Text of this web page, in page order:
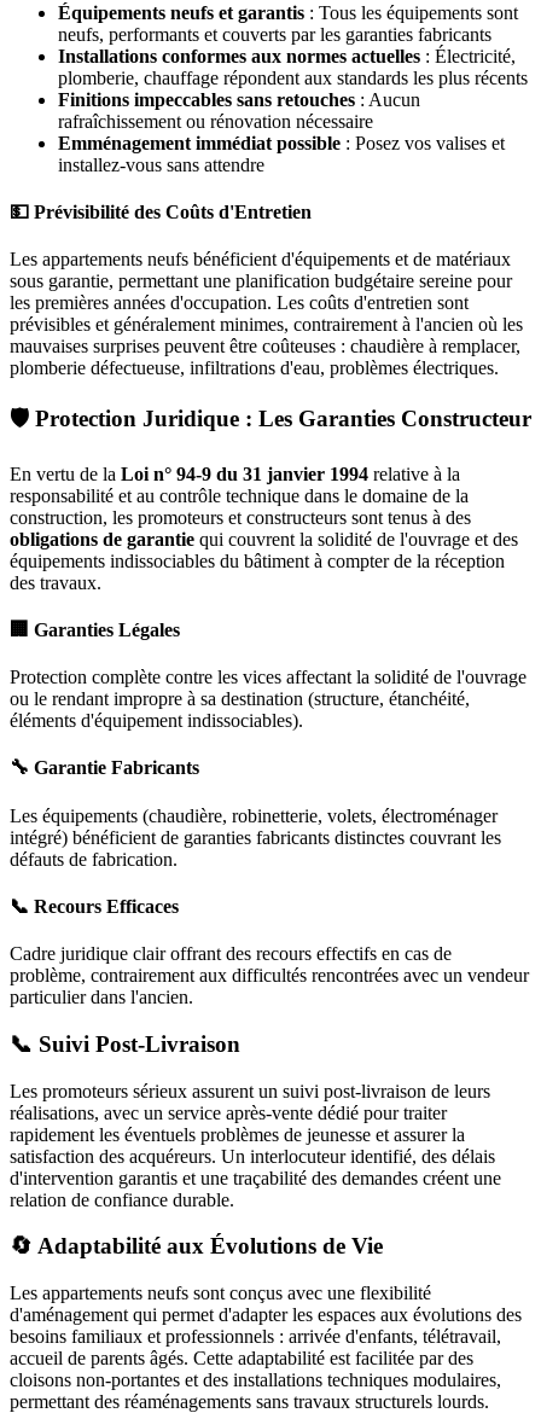
Équipements neufs et garantis : Tous les équipements sont
neufs, performants et couverts par les garanties fabricants
Installations conformes aux normes actuelles : Électricité,
plomberie, chauffage répondent aux standards les plus récents
Finitions impeccables sans retouches : Aucun
rafraîchissement ou rénovation nécessaire
Emménagement immédiat possible : Posez vos valises et
installez-vous sans attendre
💵 Prévisibilité des Coûts d'Entretien
Les appartements neufs bénéficient d'équipements et de matériaux
sous garantie, permettant une planification budgétaire sereine pour
les premières années d'occupation. Les coûts d'entretien sont
prévisibles et généralement minimes, contrairement à l'ancien où les
mauvaises surprises peuvent être coûteuses : chaudière à remplacer,
plomberie défectueuse, infiltrations d'eau, problèmes électriques.
🛡️ Protection Juridique : Les Garanties Constructeur
En vertu de la Loi n° 94-9 du 31 janvier 1994 relative à la
responsabilité et au contrôle technique dans le domaine de la
construction, les promoteurs et constructeurs sont tenus à des
obligations de garantie qui couvrent la solidité de l'ouvrage et des
équipements indissociables du bâtiment à compter de la réception
des travaux.
🏢 Garanties Légales
Protection complète contre les vices affectant la solidité de l'ouvrage
ou le rendant impropre à sa destination (structure, étanchéité,
éléments d'équipement indissociables).
🔧 Garantie Fabricants
Les équipements (chaudière, robinetterie, volets, électroménager
intégré) bénéficient de garanties fabricants distinctes couvrant les
défauts de fabrication.
📞 Recours Efficaces
Cadre juridique clair offrant des recours effectifs en cas de
problème, contrairement aux difficultés rencontrées avec un vendeur
particulier dans l'ancien.
📞 Suivi Post-Livraison
Les promoteurs sérieux assurent un suivi post-livraison de leurs
réalisations, avec un service après-vente dédié pour traiter
rapidement les éventuels problèmes de jeunesse et assurer la
satisfaction des acquéreurs. Un interlocuteur identifié, des délais
d'intervention garantis et une traçabilité des demandes créent une
relation de confiance durable.
🔄 Adaptabilité aux Évolutions de Vie
Les appartements neufs sont conçus avec une flexibilité
d'aménagement qui permet d'adapter les espaces aux évolutions des
besoins familiaux et professionnels : arrivée d'enfants, télétravail,
accueil de parents âgés. Cette adaptabilité est facilitée par des
cloisons non-portantes et des installations techniques modulaires,
permettant des réaménagements sans travaux structurels lourds.